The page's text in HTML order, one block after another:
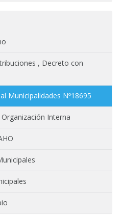
, Decreto con
Municipalidades Nº18695
Interna